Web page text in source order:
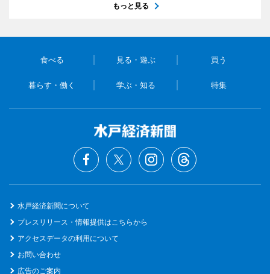
もっと見る
食べる 見る・遊ぶ 買う
暮らす・働く 学ぶ・知る 特集
水戸経済新聞について
プレスリリース・情報提供はこちらから
アクセスデータの利用について
お問い合わせ
広告のご案内